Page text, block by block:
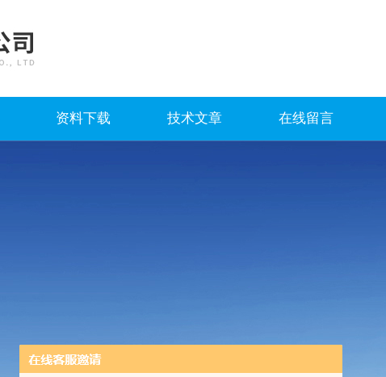
资料下载 技术文章 在线留言